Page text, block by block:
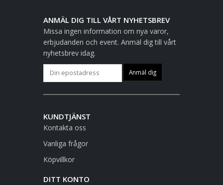
ANMÄL DIG TILL VÅRT NYHETSBREV
Missa ingen information om nya varor,
erbjudanden och event. Anmäl dig till vårt
nyhetsbrev idag.
KUNDTJÄNST
Kontakta oss
Vanliga frågor
Köpvillkor
DITT KONTO